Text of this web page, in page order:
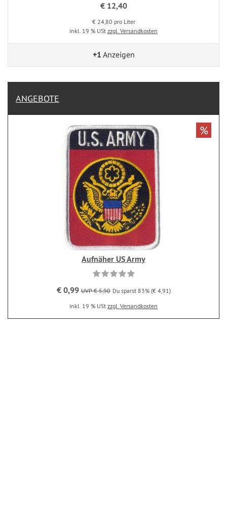
€ 12,40
€ 24,80 pro Liter
inkl. 19 % USt zzgl. Versandkosten
+1 Anzeigen
ANGEBOTE
Aufnäher US Army
€ 0,99 UVP € 5,90 Du sparst 83% (€ 4,91)
inkl. 19 % USt zzgl. Versandkosten
%